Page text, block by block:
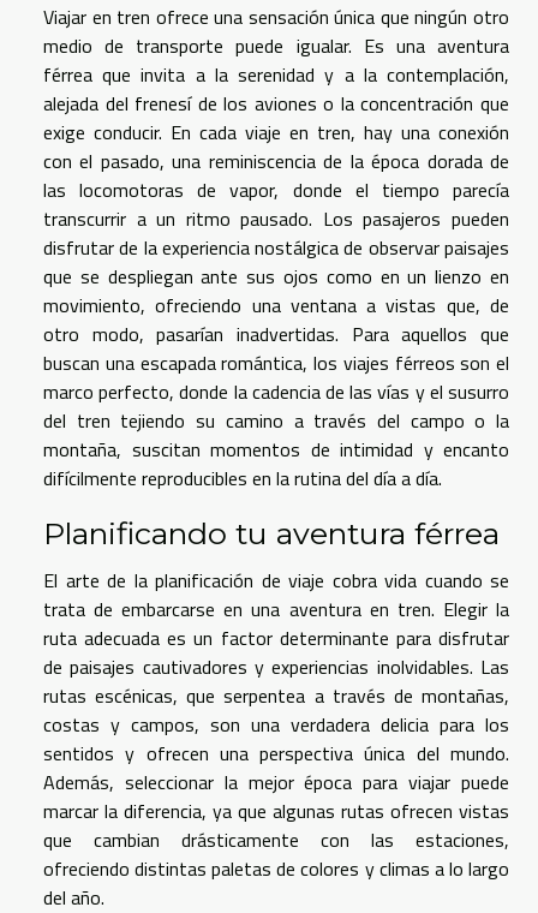
Viajar en tren ofrece una sensación única que ningún otro
medio de transporte puede igualar. Es una aventura
férrea que invita a la serenidad y a la contemplación,
alejada del frenesí de los aviones o la concentración que
exige conducir. En cada viaje en tren, hay una conexión
con el pasado, una reminiscencia de la época dorada de
las locomotoras de vapor, donde el tiempo parecía
transcurrir a un ritmo pausado. Los pasajeros pueden
disfrutar de la experiencia nostálgica de observar paisajes
que se despliegan ante sus ojos como en un lienzo en
movimiento, ofreciendo una ventana a vistas que, de
otro modo, pasarían inadvertidas. Para aquellos que
buscan una escapada romántica, los viajes férreos son el
marco perfecto, donde la cadencia de las vías y el susurro
del tren tejiendo su camino a través del campo o la
montaña, suscitan momentos de intimidad y encanto
difícilmente reproducibles en la rutina del día a día.
Planificando tu aventura férrea
El arte de la planificación de viaje cobra vida cuando se
trata de embarcarse en una aventura en tren. Elegir la
ruta adecuada es un factor determinante para disfrutar
de paisajes cautivadores y experiencias inolvidables. Las
rutas escénicas, que serpentea a través de montañas,
costas y campos, son una verdadera delicia para los
sentidos y ofrecen una perspectiva única del mundo.
Además, seleccionar la mejor época para viajar puede
marcar la diferencia, ya que algunas rutas ofrecen vistas
que cambian drásticamente con las estaciones,
ofreciendo distintas paletas de colores y climas a lo largo
del año.